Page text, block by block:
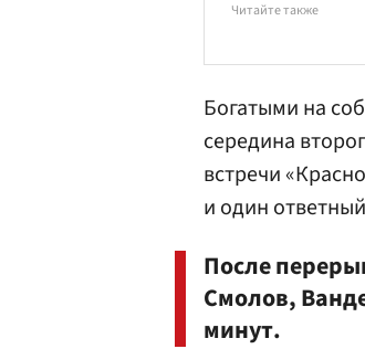
Читайте также
Богатыми на
середина
встречи
и один
После
Смолов,
минут.